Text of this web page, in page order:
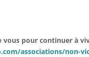
vous pour continuer à
associations/non-